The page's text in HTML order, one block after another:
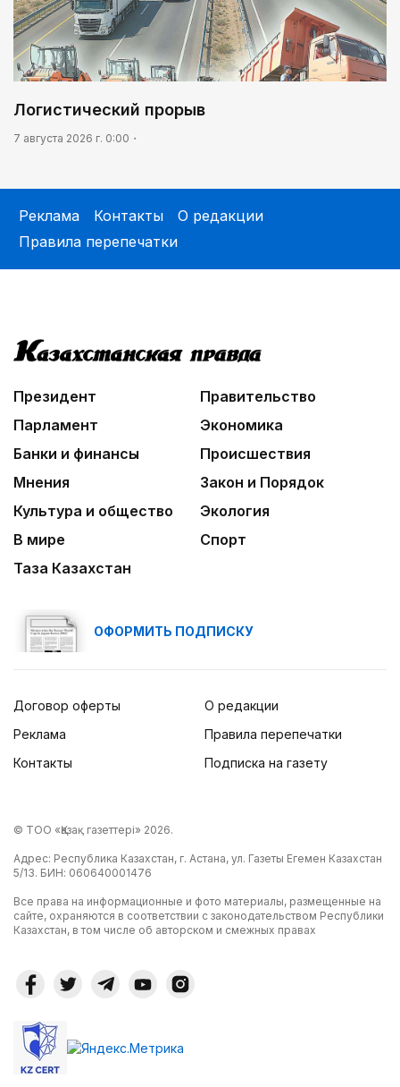
Логистический прорыв
7 августа 2026 г. 0:00
Реклама Контакты
О редакции
Правила перепечатки
Президент
Правительство
Парламент
Экономика
Банки и финансы
Происшествия
Мнения
Закон и Порядок
Культура и общество
Экология
В мире
Спорт
Таза Казахстан
ОФОРМИТЬ ПОДПИСКУ
Договор оферты
Реклама
Контакты
О редакции
Правила перепечатки
Подписка на газету
© ТОО «Қазақ газеттері» 2026.
Адрес: Республика Казахстан, г. Астана, ул. Газеты Егемен Казахстан
5/13. БИН: 060640001476
Все права на информационные и фото материалы, размещенные на
сайте, охраняются в соответствии с законодательством Республики
Казахстан, в том числе об авторском и смежных правах